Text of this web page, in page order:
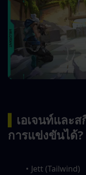
เอเจนท์และ
การแข่งขันได้?
Jett (Tailwind)